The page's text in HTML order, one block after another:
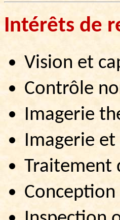
Intérêts de
Vision et
Contrôle
Imagerie
Imagerie
Traitement